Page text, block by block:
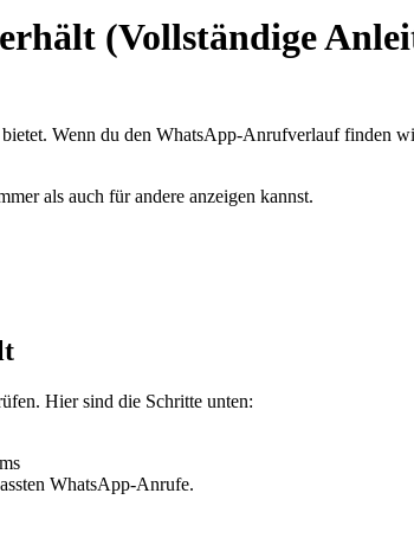
(Vollständige
Wenn du den WhatsApp-Anrufverlauf finden
als auch für andere anzeigen kannst.
Hier sind die Schritte unten:
WhatsApp-Anrufe.